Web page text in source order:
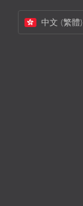
Language
中文 (繁體)